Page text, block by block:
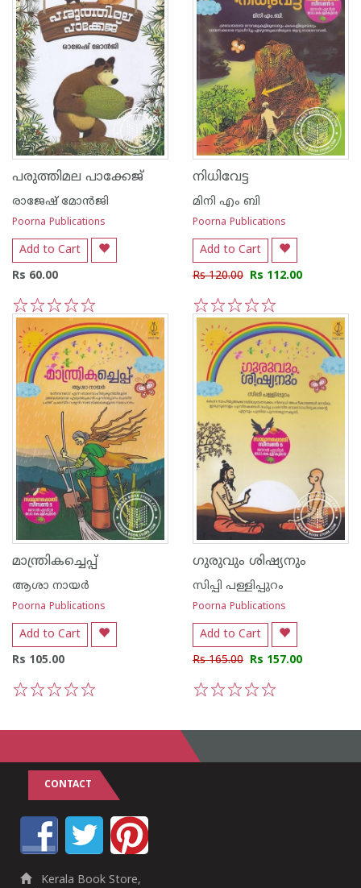
പരുത്തിമല പാക്കേജ്
രാജേഷ് മോന്‍ജി
Poorna Publications
Add to Cart
Rs 60.00
5
4
3
2
1
നിധിവേട്ട
മിനി എം ബി
Poorna Publications
Add to Cart
Rs 120.00 Rs 112.00
5
4
3
2
1
മാന്ത്രികച്ചെപ്പ്
ആശാ നായര്‍
Poorna Publications
Add to Cart
Rs 105.00
ഗുരുവും ശിഷ്യനും
സിപ്പി പള്ളിപ്പുറം
Poorna Publications
Add to Cart
Rs 165.00 Rs 157.00
CONTACT
Kerala Book Store,